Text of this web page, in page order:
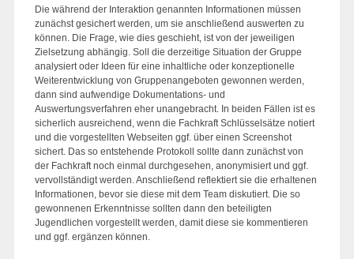
Die während der Interaktion genannten Informationen müssen
zunächst gesichert werden, um sie anschließend auswerten zu
können. Die Frage, wie dies geschieht, ist von der jeweiligen
Zielsetzung abhängig. Soll die derzeitige Situation der Gruppe
analysiert oder Ideen für eine inhaltliche oder konzeptionelle
Weiterentwicklung von Gruppenangeboten gewonnen werden,
dann sind aufwendige Dokumentations- und
Auswertungsverfahren eher unangebracht. In beiden Fällen ist es
sicherlich ausreichend, wenn die Fachkraft Schlüsselsätze notiert
und die vorgestellten Webseiten ggf. über einen Screenshot
sichert. Das so entstehende Protokoll sollte dann zunächst von
der Fachkraft noch einmal durchgesehen, anonymisiert und ggf.
vervollständigt werden. Anschließend reflektiert sie die erhaltenen
Informationen, bevor sie diese mit dem Team diskutiert. Die so
gewonnenen Erkenntnisse sollten dann den beteiligten
Jugendlichen vorgestellt werden, damit diese sie kommentieren
und ggf. ergänzen können.